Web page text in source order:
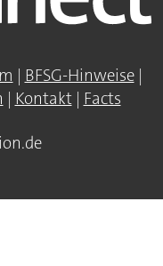
| BFSG-Hinweise|
| Kontakt| Facts